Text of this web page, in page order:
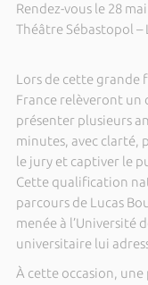
Rendez-vous le 28
Théâtre Sébastopol –
Lors de cette grande
France relèveront un
présenter plusieurs
minutes, avec clarté,
le jury et captiver le
Cette qualification
parcours de Lucas
menée à l’Université
universitaire lui
À cette occasion,